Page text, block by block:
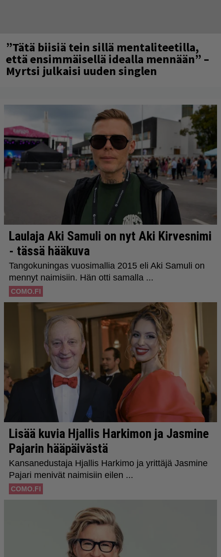
”Tätä biisiä tein sillä mentaliteetilla,
että ensimmäisellä idealla mennään” –
Myrtsi julkaisi uuden singlen